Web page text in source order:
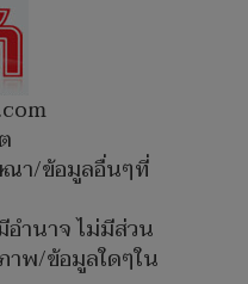
า/ข้อมูลอื่นๆที่
อำนาจ ไม่มีส่วน
าพ/ข้อมูลใดๆใน